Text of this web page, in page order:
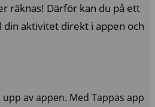
räknas! Därför kan du på ett
aktivitet direkt i appen och
av appen. Med Tappas app